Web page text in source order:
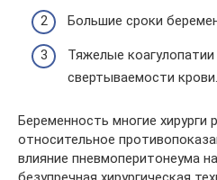
Большие сроки
Тяжелые
свертываемости крови.
Беременность многие хирурги
относительное
влияние пневмоперитонеума